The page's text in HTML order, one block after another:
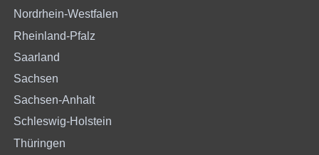
Nordrhein-Westfalen
Rheinland-Pfalz
Saarland
Sachsen
Sachsen-Anhalt
Schleswig-Holstein
Thüringen